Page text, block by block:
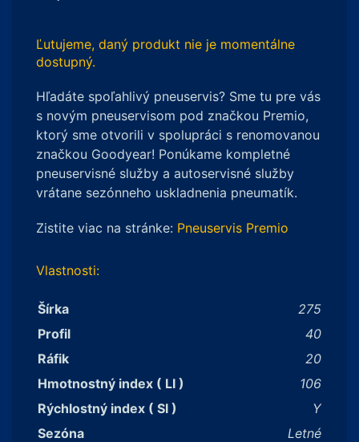
Ľutujeme, daný produkt nie je momentálne
dostupný.
Hľadáte spoľahlivý pneuservis? Sme tu pre vás
s novým pneuservisom pod značkou Premio,
ktorý sme otvorili v spolupráci s renomovanou
značkou Goodyear! Ponúkame kompletné
pneuservisné služby a autoservisné služby
vrátane sezónneho uskladnenia pneumatík.
Zistite viac na stránke: Pneuservis Premio
Vlastnosti:
Šírka
275
Profil
40
Ráfik
20
Hmotnostný index ( LI )
106
Rýchlostný index ( SI )
Y
Sezóna
Letné